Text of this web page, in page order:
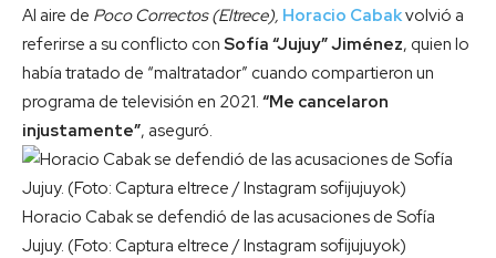
Al aire de Poco Correctos (Eltrece), Horacio Cabakvolvió a
referirse a su conflicto con Sofía “Jujuy” Jiménez, quien lo
había tratado de “maltratador” cuando compartieron un
programa de televisión en 2021. “Me cancelaron
injustamente”, aseguró.
Horacio Cabak se defendió de las acusaciones de Sofía
Jujuy. (Foto: Captura eltrece / Instagram sofijujuyok)